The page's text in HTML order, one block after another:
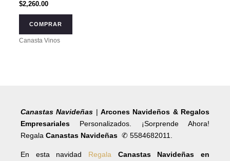
$2,260.00
COMPRAR
Canasta Vinos
Canastas Navideñas |Arcones Navideños & Regalos
Empresariales Personalizados. ¡Sorprende Ahora!
Regala Canastas Navideñas ✆ 5584682011.
En esta navidad Regala Canastas Navideñas en